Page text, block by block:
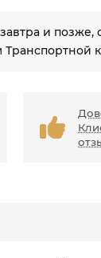
и позже,
Транспортной